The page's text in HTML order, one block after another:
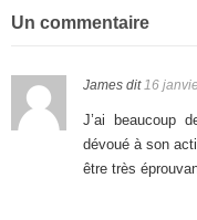
Un commentaire
James dit 16
J’ai beaucoup
dévoué à son
être très